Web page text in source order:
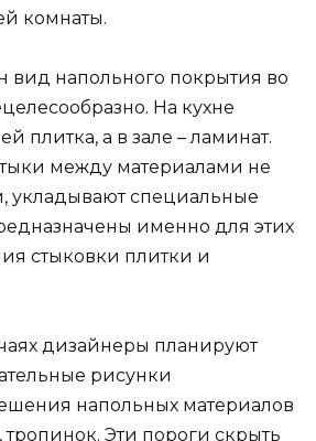
комнаты.
вид напольного покрытия во
На кухне
плитка, а в зале – ламинат.
между материалами не
укладывают специальные
именно для этих
стыковки плитки и
дизайнеры планируют
рисунки
напольных материалов
тропинок. Эти пороги скрыть